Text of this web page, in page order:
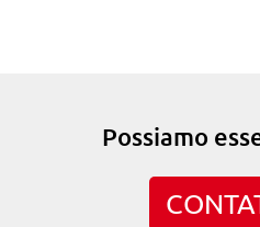
Possiamo